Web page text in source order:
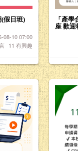
假日班)
08-10 07:00
11 有興趣
「產
座 歡迎